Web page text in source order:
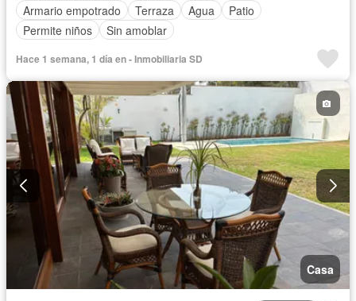
Armario empotrado
Terraza Agua
Patio
Permite niños
Sin amoblar
Hace 1 semana, 1 día en - Inmobiliaria SD
Casa